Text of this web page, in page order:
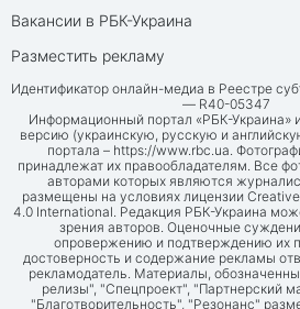
Вакансии в РБК-Украина
Разместить рекламу
Идентификатор онлайн-медиа в Реестре
— R40-05347
Информационный портал «РБК-Украина»
версию (украинскую, русскую и
портала – https://www.rbc.ua.
принадлежат их правообладателям. Все
авторами которых являются
размещены на условиях лицензии
4.0 International. Редакция РБК-Украина
зрения авторов. Оценочные
опровержению и подтверждению их
достоверность и содержание рекламы
рекламодатель. Материалы,
релизы", "Спецпроект", "Партнерский
"Благотворительность", "Резонанс"